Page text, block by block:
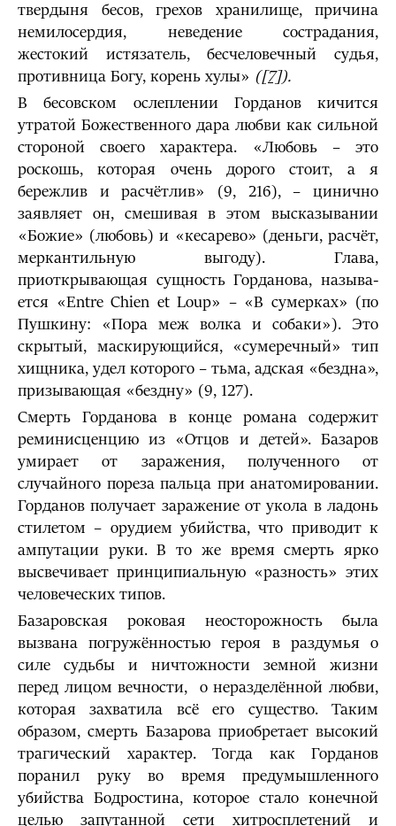
твердыня бесов, грехов хранилище, причина
немилосердия, неведение сострадания,
жестокий истязатель, бесчеловечный судья,
противница Богу, корень хулы» ([7]).
В бесовском ослеплении Горданов кичится
утратой Божественного дара любви как сильной
стороной своего характера. «Любовь – это
роскошь, которая очень дорого стоит, а я
бережлив и расчётлив» (9, 216), – цинично
заявляет он, смешивая в этом высказывании
«Божие» (любовь) и «кесарево» (деньги, расчёт,
меркантильную выгоду). Глава,
приоткрывающая сущность Горданова, называ­
ется «Entre Chien et Loup» – «В сумерках» (по
Пушкину: «Пора меж волка и собаки»). Это
скрытый, маскирующийся, «сумеречный» тип
хищника, удел которого – тьма, адская «бездна»,
призываю­щая «бездну» (9, 127).
Смерть Горданова в конце романа содержит
реминисценцию из «Отцов и де­тей». Базаров
умирает от заражения, полученного от
случайного пореза пальца при анатомировании.
Горданов получает заражение от укола в ладонь
стилетом – орудием убийства, что приводит к
ампутации руки. В то же время смерть ярко
высвечивает принципиальную «разность» этих
человеческих типов.
Базаровская роковая неосторожность была
вызвана погружённостью героя в раздумья о
силе судьбы и ничтожности земной жизни
перед лицом вечности, о неразделённой любви,
которая захватила всё его существо. Таким
образом, смерть Базарова приобретает высо­кий
трагический характер. Тогда как Горданов
поранил руку во время предумышленного
убийства Бодростина, которое стало конечной
целью запутанной сети хитросплетений и